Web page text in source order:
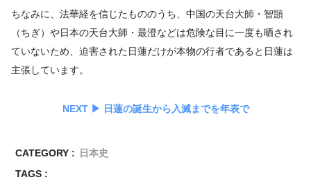
ちなみに、法華経を信じたもののうち、中国の天台大師・智顗
（ちぎ）や日本の天台大師・最澄などは危険な目に一度も晒され
ていないため、迫害された日蓮だけが本物の行者であると日蓮は
主張しています。
NEXT ▶︎ 日蓮の誕生から入滅までを年表で
CATEGORY :
日本史
TAGS :